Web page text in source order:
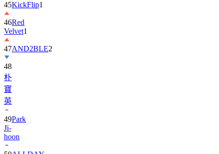
46Red
Velvet
47AND2BLE
48
朴
寶
英
49
Ji-
hoon
50ALLDAY
PROJECT